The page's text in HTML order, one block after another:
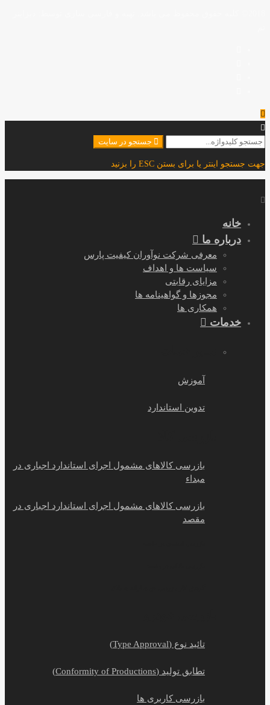
جستجو
جستجو در سایت
جهت جستجو اینتر یا برای بستن ESC را بزنید
خانه
درباره ما
معرفی شرکت نوآوران کیفیت پارس
سیاست ها و اهداف
مزایای رقابتی
مجوزها و گواهینامه ها
همکاری ها
خدمات
آموزش
تدوین استاندارد
بازرسی کالاهای مشمول اجرای استاندارد اجباری در
مبداء
بازرسی کالاهای مشمول اجرای استاندارد اجباری در
مقصد
تائید نوع (Type Approval)
تطابق تولید (Conformity of Productions)
بازرسی کاربری ها